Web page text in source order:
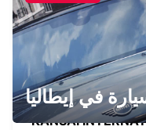
GWANGJU
GWANGJU -
KANSAI
في إيطاليا